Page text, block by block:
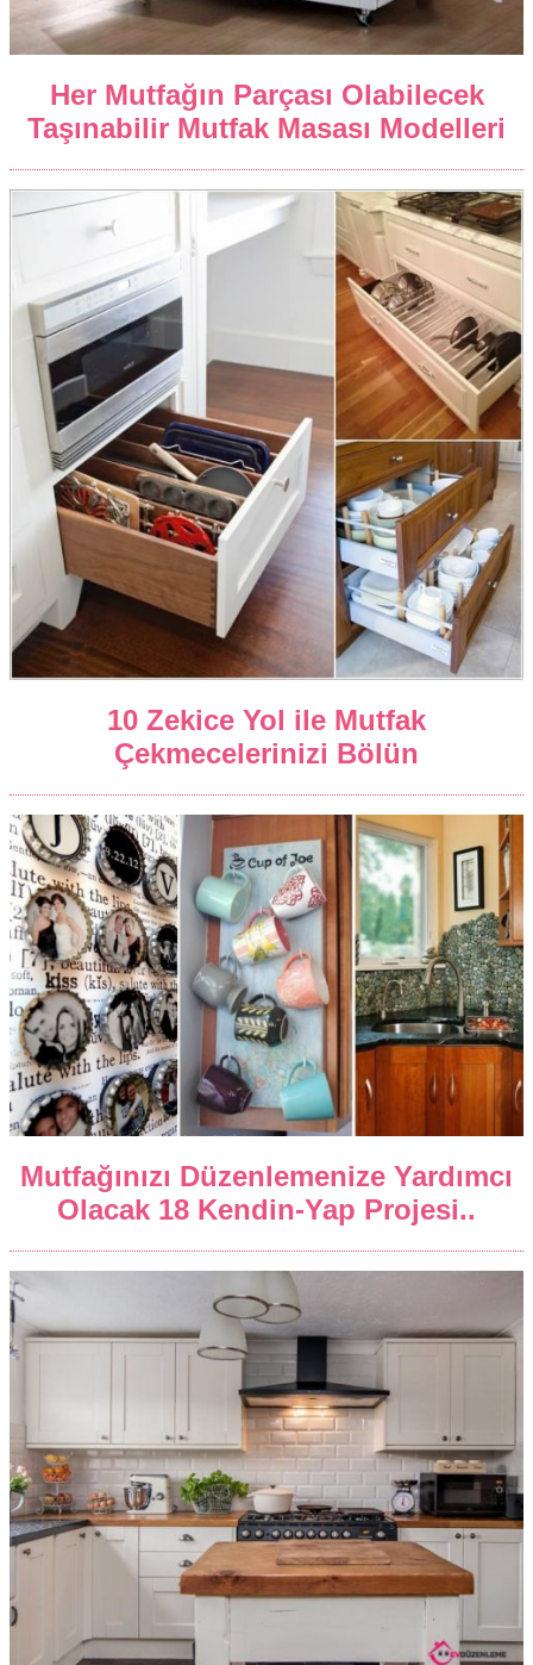
Her Mutfağın Parçası Olabilecek
Taşınabilir Mutfak Masası Modelleri
10 Zekice Yol ile Mutfak
Çekmecelerinizi Bölün
Mutfağınızı Düzenlemenize Yardımcı
Olacak 18 Kendin-Yap Projesi..